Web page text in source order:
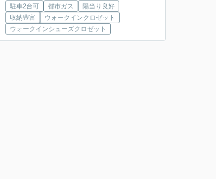
駐車2台可 都市ガス
陽当り良好
収納豊富
ウォークインクロゼット
ウォークインシューズクロゼット